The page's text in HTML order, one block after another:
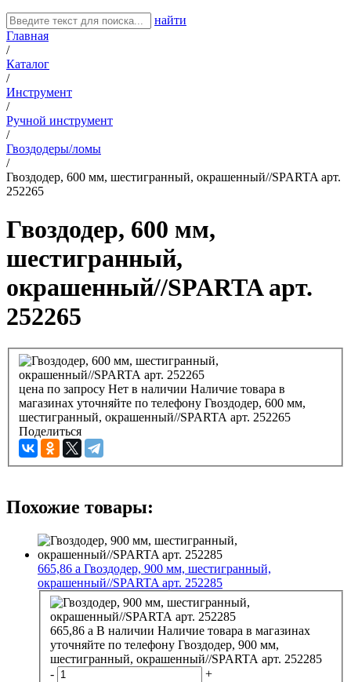
найти
Главная
/
Каталог
/
Инструмент
/
Ручной инструмент
/
Гвоздодеры/ломы
/
Гвоздодер, 600 мм, шестигранный, окрашенный//SPARTA арт.
252265
Гвоздодер, 600 мм,
шестигранный,
окрашенный//SPARTA арт.
252265
цена по запросу Нет в наличии Наличие товара в
магазинах уточняйте по телефону Гвоздодер, 600 мм,
шестигранный, окрашенный//SPARTA арт. 252265
Поделиться
Похожие товары:
665,86 a Гвоздодер, 900 мм, шестигранный,
окрашенный//SPARTA арт. 252285
665,86 a В наличии Наличие товара в магазинах
уточняйте по телефону Гвоздодер, 900 мм,
шестигранный, окрашенный//SPARTA арт. 252285
-
+